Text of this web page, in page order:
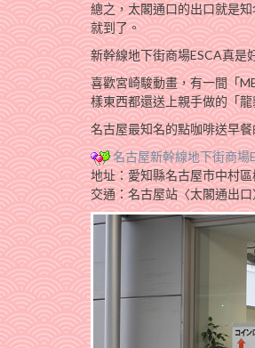
總之，太閣通口的出口就是
就到了。
新幹線地下街商場ESCA真
喜歡宮崎駿動畫，有一間「
樣東西都還送上親手做的「
名古屋最知名的點咖啡送早
名古屋新幹線地下街商場
地址：愛知縣名古屋市中村
交通：名古屋站〈太閣通出